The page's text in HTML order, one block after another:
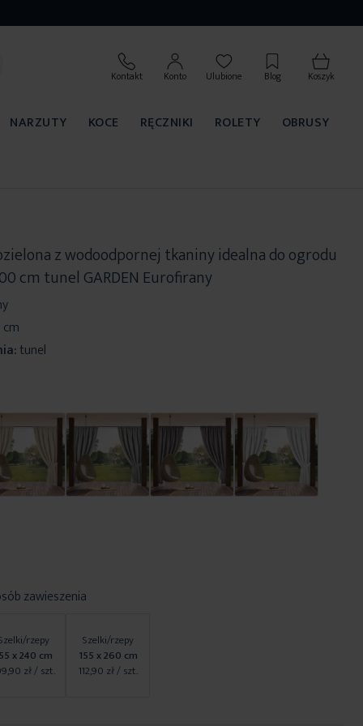
Kontakt Konto Ulubione Blog Koszyk
NARZUTY KOCE RĘCZNIKI ROLETY OBRUSY
z wodoodpornej tkaniny idealna do ogrodu
cm tunel GARDEN Eurofirany
tunel
zawieszenia
rzepy
x 240 cm
zł/ szt.
Szelki/rzepy
155 x 260 cm
112,90 zł/ szt.